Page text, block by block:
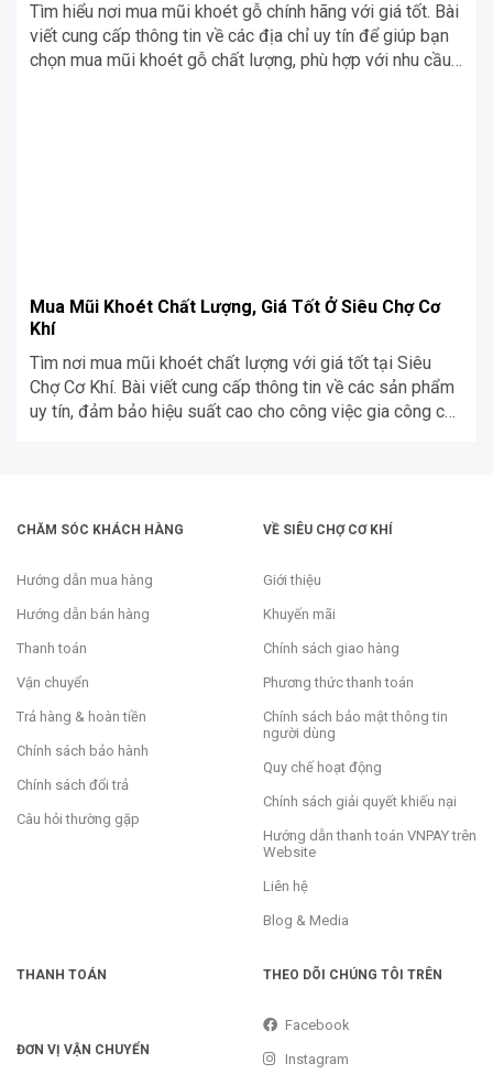
Tìm hiểu nơi mua mũi khoét gỗ chính hãng với giá tốt. Bài
viết cung cấp thông tin về các địa chỉ uy tín để giúp bạn
chọn mua mũi khoét gỗ chất lượng, phù hợp với nhu cầu
Mua Mũi Khoét Chất Lượng, Giá Tốt Ở Siêu Chợ Cơ
Khí
Tìm nơi mua mũi khoét chất lượng với giá tốt tại Siêu
Chợ Cơ Khí. Bài viết cung cấp thông tin về các sản phẩm
uy tín, đảm bảo hiệu suất cao cho công việc gia công của
CHĂM SÓC KHÁCH HÀNG
Hướng dẫn mua hàng
Hướng dẫn bán hàng
Thanh toán
Vận chuyển
Trả hàng & hoàn tiền
Chính sách bảo hành
Chính sách đổi trả
Câu hỏi thường gặp
VỀ SIÊU CHỢ CƠ KHÍ
Giới thiệu
Khuyến mãi
Chính sách giao hàng
Phương thức thanh toán
Chính sách bảo mật thông tin
người dùng
Quy chế hoạt động
Chính sách giải quyết khiếu nại
Hướng dẫn thanh toán VNPAY trên
Website
Liên hệ
Blog & Media
THANH TOÁN
ĐƠN VỊ VẬN CHUYỂN
THEO DÕI CHÚNG TÔI TRÊN
Facebook
Instagram